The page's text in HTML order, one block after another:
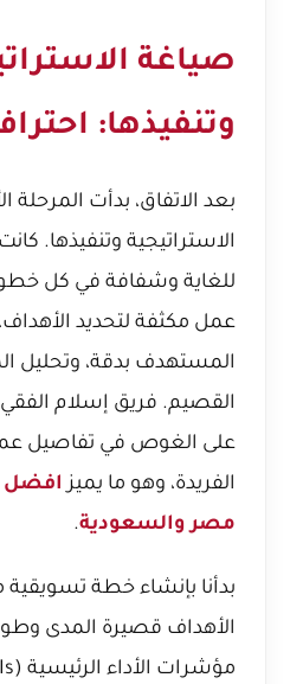
صياغة
وتنفيذها:
بعد الاتفاق، بدأت المرحلة
الاستراتيجية وتنفيذها.
للغاية وشفافة في كل
عمل مكثفة لتحديد
المستهدف بدقة، وتحليل
القصيم. فريق إسلام الفقي
على الغوص في تفاصيل
الفريدة، وهو ما يميز افضل
مصر والسعودية.
بدأنا بإنشاء خطة
الأهداف قصيرة المدى